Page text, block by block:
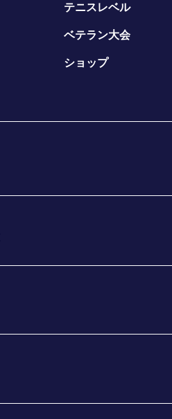
テニスレベル
ベテラン大会
ショップ